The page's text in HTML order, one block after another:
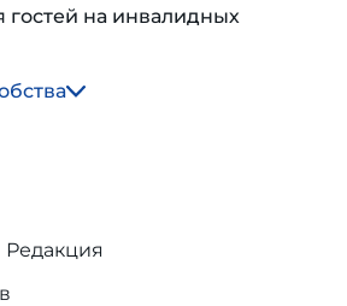
гостей на инвалидных
Редакция